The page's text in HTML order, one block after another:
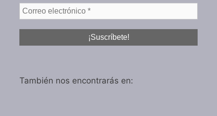
También nos encontrarás en: